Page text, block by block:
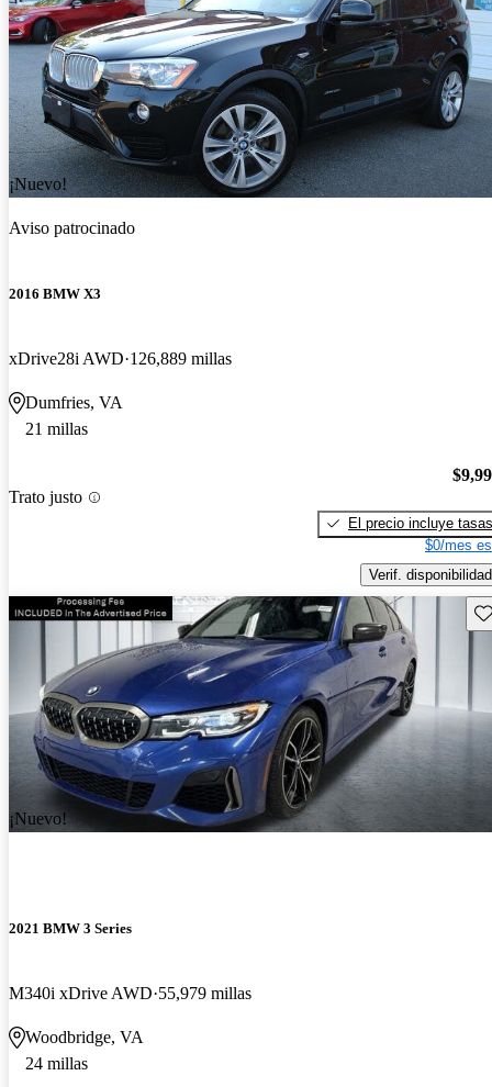
¡Nuevo!
Aviso patrocinado
2016 BMW X3
xDrive28i AWD 126,889 millas
Dumfries, VA
21 millas
Trato justo
El precio incluye tasas
$0/mes
Verif. disponibilidad
¡Nuevo!
2021 BMW 3 Series
M340i xDrive AWD 55,979 millas
Woodbridge, VA
24 millas